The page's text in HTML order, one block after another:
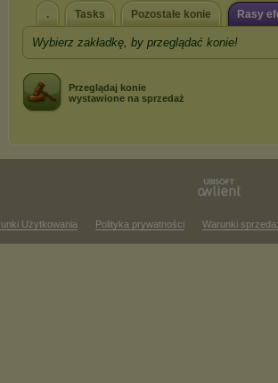
. Tasks Pozostałe konie Rasy
Wybierz zakładkę, by przeglądać konie!
Przeglądaj konie
wystawione na sprzedaż
Użytkowania Polityka prywatności Warunki